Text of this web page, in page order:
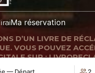
Ma réservation
D’UN LIVRE DE
VOUS POUVEZ
SUR :